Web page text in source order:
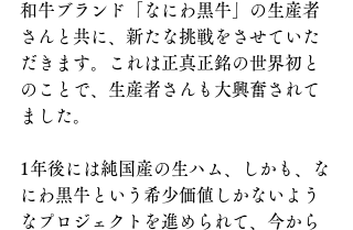
和牛ブランド「なにわ黒牛」の生産者
さんと共に、新たな挑戦をさせていた
だきます。これは正真正銘の世界初と
のことで、生産者さんも大興奮されて
ました。
1年後には純国産の生ハム、しかも、な
にわ黒牛という希少価値しかないよう
なプロジェクトを進められて、今から